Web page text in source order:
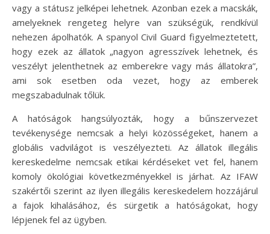
vagy a státusz jelképei lehetnek. Azonban ezek a macskák,
amelyeknek rengeteg helyre van szükségük, rendkívül
nehezen ápolhatók. A spanyol Civil Guard figyelmeztetett,
hogy ezek az állatok „nagyon agresszívek lehetnek, és
veszélyt jelenthetnek az emberekre vagy más állatokra”,
ami sok esetben oda vezet, hogy az emberek
megszabadulnak tőlük.
A hatóságok hangsúlyozták, hogy a bűnszervezet
tevékenysége nemcsak a helyi közösségeket, hanem a
globális vadvilágot is veszélyezteti. Az állatok illegális
kereskedelme nemcsak etikai kérdéseket vet fel, hanem
komoly ökológiai következményekkel is járhat. Az IFAW
szakértői szerint az ilyen illegális kereskedelem hozzájárul
a fajok kihalásához, és sürgetik a hatóságokat, hogy
lépjenek fel az ügyben.